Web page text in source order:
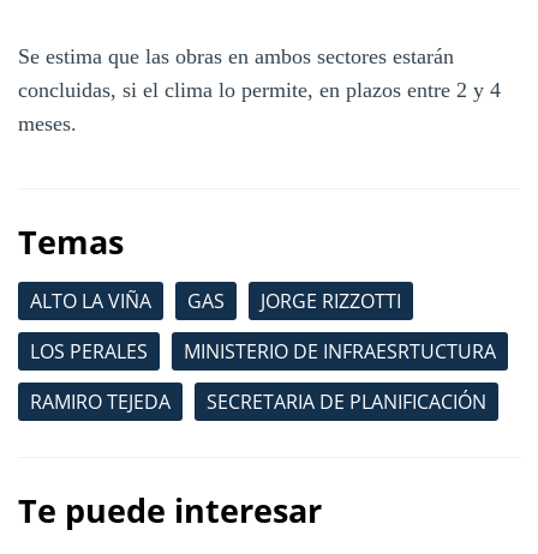
Se estima que las obras en ambos sectores estarán
concluidas, si el clima lo permite, en plazos entre 2 y 4
meses.
Temas
ALTO LA VIÑA GAS
JORGE RIZZOTTI
LOS PERALES
MINISTERIO DE INFRAESRTUCTURA
RAMIRO TEJEDA
SECRETARIA DE PLANIFICACIÓN
Te puede interesar